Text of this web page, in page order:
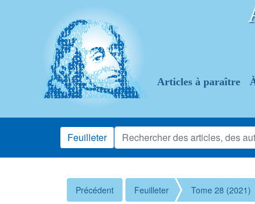
Articles à paraître
Feuilleter
Précédent Feuilleter Tome 28 (2021)